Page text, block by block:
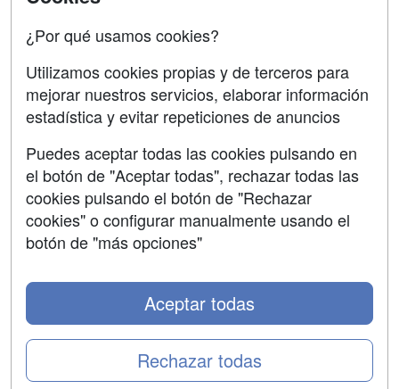
Contactar
Confidencialidad
Aviso legal
Copyleft
¿Por qué usamos cookies?
Utilizamos cookies propias y de terceros para
mejorar nuestros servicios, elaborar información
estadística y evitar repeticiones de anuncios
Puedes aceptar todas las cookies pulsando en
el botón de "Aceptar todas", rechazar todas las
cookies pulsando el botón de "Rechazar
cookies" o configurar manualmente usando el
botón de "más opciones"
Rechazar todas
Aceptar todas